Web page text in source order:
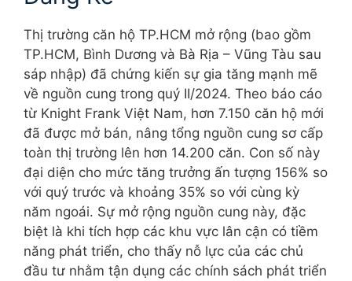
Thị trường căn hộ TP.HCM mở rộng (bao gồm
TP.HCM, Bình Dương và Bà Rịa – Vũng Tàu sau
sáp nhập) đã chứng kiến sự gia tăng mạnh mẽ
về nguồn cung trong quý II/2024. Theo báo cáo
từ Knight Frank Việt Nam, hơn 7.150 căn hộ mới
đã được mở bán, nâng tổng nguồn cung sơ cấp
toàn thị trường lên hơn 14.200 căn. Con số này
đại diện cho mức tăng trưởng ấn tượng 156% so
với quý trước và khoảng 35% so với cùng kỳ
năm ngoái. Sự mở rộng nguồn cung này, đặc
biệt là khi tích hợp các khu vực lân cận có tiềm
năng phát triển, cho thấy nỗ lực của các chủ
đầu tư nhằm tận dụng các chính sách phát triển